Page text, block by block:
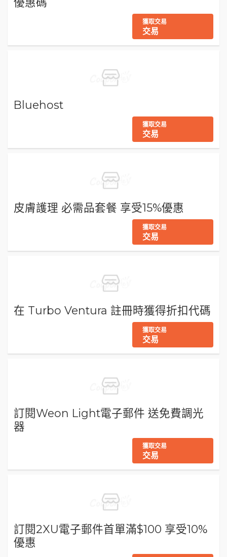
獲取交易
交易
Bluehost
獲取交易
交易
皮膚護理 必需品套餐 享受15%優惠
獲取交易
交易
在 Turbo Ventura 註冊時獲得折扣代碼
獲取交易
交易
訂閱Weon Light電子郵件 送免費調光
器
獲取交易
交易
訂閱2XU電子郵件首單滿$100 享受10%
優惠